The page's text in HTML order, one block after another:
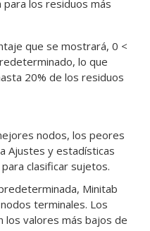
los residuos más
que se mostrará, 0 <
lo que
20% de los residuos
nodos, los peores
Ajustes y estadísticas
clasificar sujetos.
Minitab
terminales. Los
los valores más bajos de